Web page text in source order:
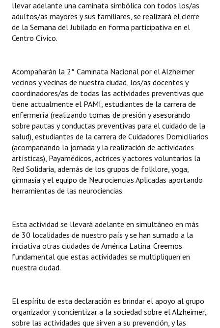
llevar adelante una caminata simbólica con todos los/as
adultos/as mayores y sus familiares, se realizará el cierre
de la Semana del Jubilado en forma participativa en el
Centro Cívico.
Acompañarán la 2° Caminata Nacional por el Alzheimer
vecinos y vecinas de nuestra ciudad, los/as docentes y
coordinadores/as de todas las actividades preventivas que
tiene actualmente el PAMI, estudiantes de la carrera de
enfermería (realizando tomas de presión y asesorando
sobre pautas y conductas preventivas para el cuidado de la
salud), estudiantes de la carrera de Cuidadores Domiciliarios
(acompañando la jornada y la realización de actividades
artísticas), Payamédicos, actrices y actores voluntarios la
Red Solidaria, además de los grupos de folklore, yoga,
gimnasia y el equipo de Neurociencias Aplicadas aportando
herramientas de las neurociencias.
Esta actividad se llevará adelante en simultáneo en más
de 30 localidades de nuestro país y se han sumado a la
iniciativa otras ciudades de América Latina. Creemos
fundamental que estas actividades se multipliquen en
nuestra ciudad.
El espíritu de esta declaración es brindar el apoyo al grupo
organizador y concientizar a la sociedad sobre el Alzheimer,
sobre las actividades que sirven a su prevención, y las